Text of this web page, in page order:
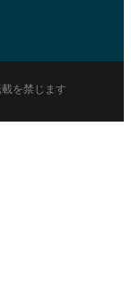
を禁じます